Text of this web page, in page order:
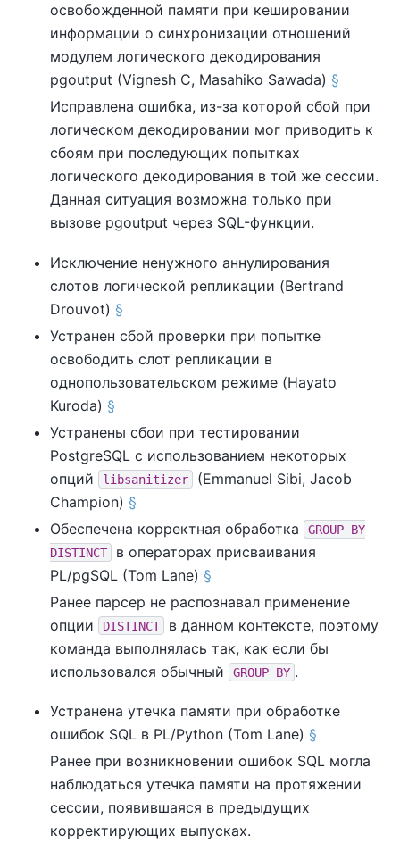
освобожденной памяти при кешировании
информации о синхронизации отношений
модулем логического декодирования
pgoutput (Vignesh C, Masahiko Sawada) §
Исправлена ошибка, из-за которой сбой при
логическом декодировании мог приводить к
сбоям при последующих попытках
логического декодирования в той же сессии.
Данная ситуация возможна только при
вызове pgoutput через SQL-функции.
Исключение ненужного аннулирования
слотов логической репликации (Bertrand
Drouvot) §
Устранен сбой проверки при попытке
освободить слот репликации в
однопользовательском режиме (Hayato
Kuroda) §
Устранены сбои при тестировании
PostgreSQL с использованием некоторых
опций
libsanitizer
(Emmanuel Sibi, Jacob
Champion) §
Обеспечена корректная обработка
GROUP BY
DISTINCT
в операторах присваивания
PL/pgSQL (Tom Lane) §
Ранее парсер не распознавал применение
опции
DISTINCT
в данном контексте, поэтому
команда выполнялась так, как если бы
использовался обычный
GROUP BY .
Устранена утечка памяти при обработке
ошибок SQL в PL/Python (Tom Lane) §
Ранее при возникновении ошибок SQL могла
наблюдаться утечка памяти на протяжении
сессии, появившаяся в предыдущих
корректирующих выпусках.